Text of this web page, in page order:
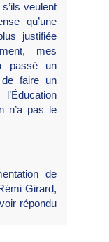
veulent
qu’une
justifiée
mes
passé un
faire un
n’a pas le
de
Girard,
répondu